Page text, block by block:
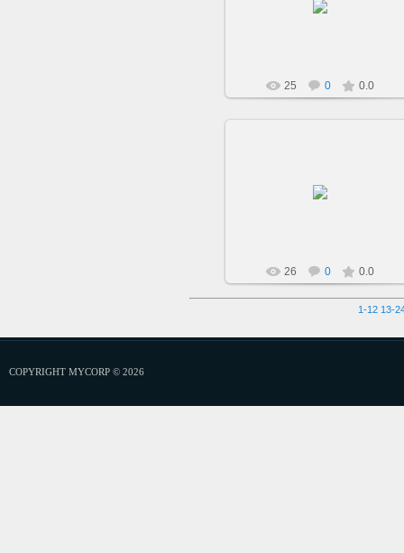
25 0 0.0
26 0 0.0
1-12 13-
COPYRIGHT MYCORP © 2026